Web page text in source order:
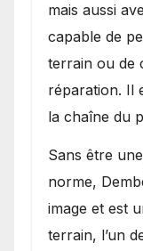
mais aussi
capable de
terrain ou de
réparation. Il
la chaîne du
Sans être
norme,
image et est
terrain, l’un